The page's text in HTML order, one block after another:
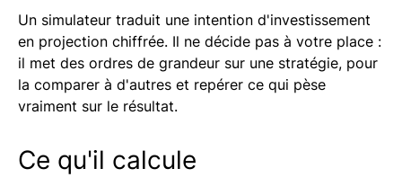
Un simulateur traduit une intention d'investissement
en projection chiffrée. Il ne décide pas à votre place :
il met des ordres de grandeur sur une stratégie, pour
la comparer à d'autres et repérer ce qui pèse
vraiment sur le résultat.
Ce qu'il calcule